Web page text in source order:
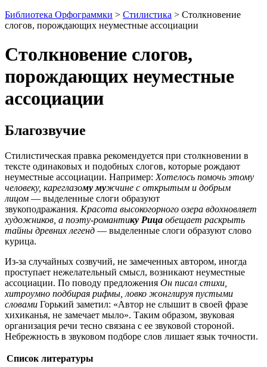
Библиотека Орфограммки > Стилистика > Столкновение
слогов, порождающих неуместные ассоциации
Столкновение слогов,
порождающих неуместные
ассоциации
Благозвучие
Стилистическая правка рекомендуется при столкновении в
тексте одинаковых и подобных слогов, которые рождают
неуместные ассоциации. Например: Хотелось помочь этому
человеку, кареглазому мужчине с открытым и добрым
лицом — выделенные слоги образуют
звукоподражания. Красота высокогорного озера вдохновляет
художников, а поэту-романтику Рица обещает раскрыть
тайны древних легенд — выделенные слоги образуют слово
курица.
Из-за случайных созвучий, не замеченных автором, иногда
проступает нежелательный смысл, возникают неуместные
ассоциации. По поводу предложения Он писал стихи,
хитроумно подбирая рифмы, ловко жонглируя пустыми
словами Горький заметил: «Автор не слышит в своей фразе
хихиканья, не замечает мыло». Таким образом, звуковая
организация речи тесно связана с ее звуковой стороной.
Небрежность в звуковом подборе слов лишает язык точности.
Список литературы